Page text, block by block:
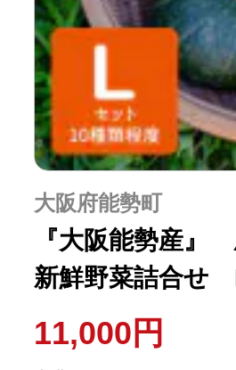
大阪府能勢町
『大阪能勢産』
新鮮野菜詰合せ
11,000円